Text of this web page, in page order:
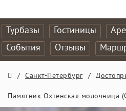
Турбазы Гостиницы
События
Отзывы
/ Санкт-Петербург /
Памятник Охтенская молочница